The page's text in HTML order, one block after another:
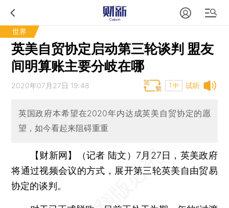
世界
英美自贸协定启动第三轮谈判 盟友
间明算账主要分岐在哪
试听
2020年07月27日 19:48 T中
英国政府本希望在2020年内达成英美自贸协定的愿
望，如今看起来阻碍重重
【财新网】（记者 陆文） 7月27日，英美政府
将通过视频会议的方式，展开第三轮英美自由贸易
协定的谈判。